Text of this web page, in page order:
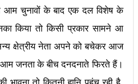
चुनावों के बाद एक दल विशेष के
किया तो किसी प्रकार सामने आ
क्षेत्रीय नेता अपने को बचेकर आज
जनता के बीच दनदनाते फिरते हैं।